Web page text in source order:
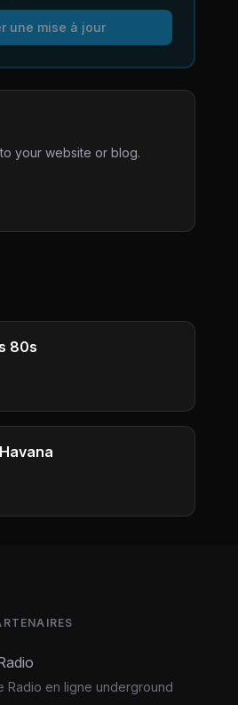
une mise à jour
your website or blog.
80s
Radio en ligne underground